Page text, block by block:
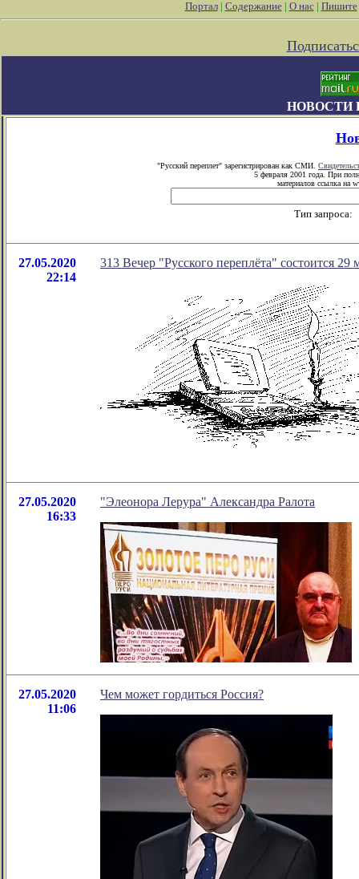
Портал| Содержание| О нас| Пишите
НОВОСТИ
"Русский переплет" зарегистрирован как СМИ.
5 февраля 2001 года. При
материалов ссылка на
Тип запроса:
27.05.2020
22:14
313 Вечер "Русского переплёта" состоится 29
27.05.2020
16:33
"Элеонора Лерура" Александра Ралота
27.05.2020
11:06
Чем может гордиться Россия?